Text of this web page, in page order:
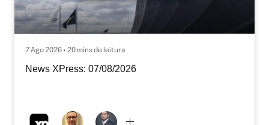
7 Ago 2026 • 20 mins de leitura
News XPress: 07/08/2026